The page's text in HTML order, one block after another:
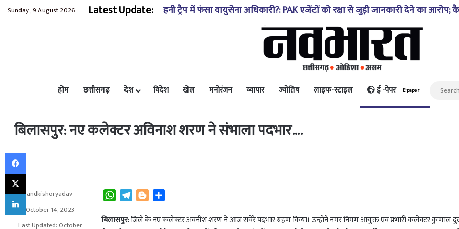
Sunday , 9 August 2026 Latest Update: लंबित मुकदमों की स्थिति 10-20 साल पहले जैसी नहीं, प्रौद्योगिकी से मिले बहुत अच्छे
होम छत्तीसगढ़ देश विदेश खेल मनोरंजन व्यापार ज्योतिष लाइफ-स्टाइल ई -पेपर E-paper
बिलासपुर: नए कलेक्टर अविनाश शरण ने संभाला पदभार….
W
a
l
o
a
बिलासपुर:जिले के नए कलेक्टर अवनीश शरण ने आज सवेरे पदभार ग्रहण किया। उन्होंने नगर निगम आयुक्त एवं प्रभारी कलेक्टर कुणाल
Nandkishoryadav
October 14, 2023
Last Updated: October
Facebook
X
LinkedIn